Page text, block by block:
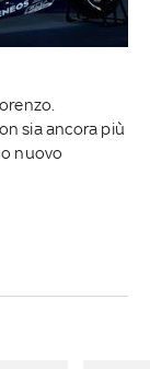
sia ancora più
nuovo